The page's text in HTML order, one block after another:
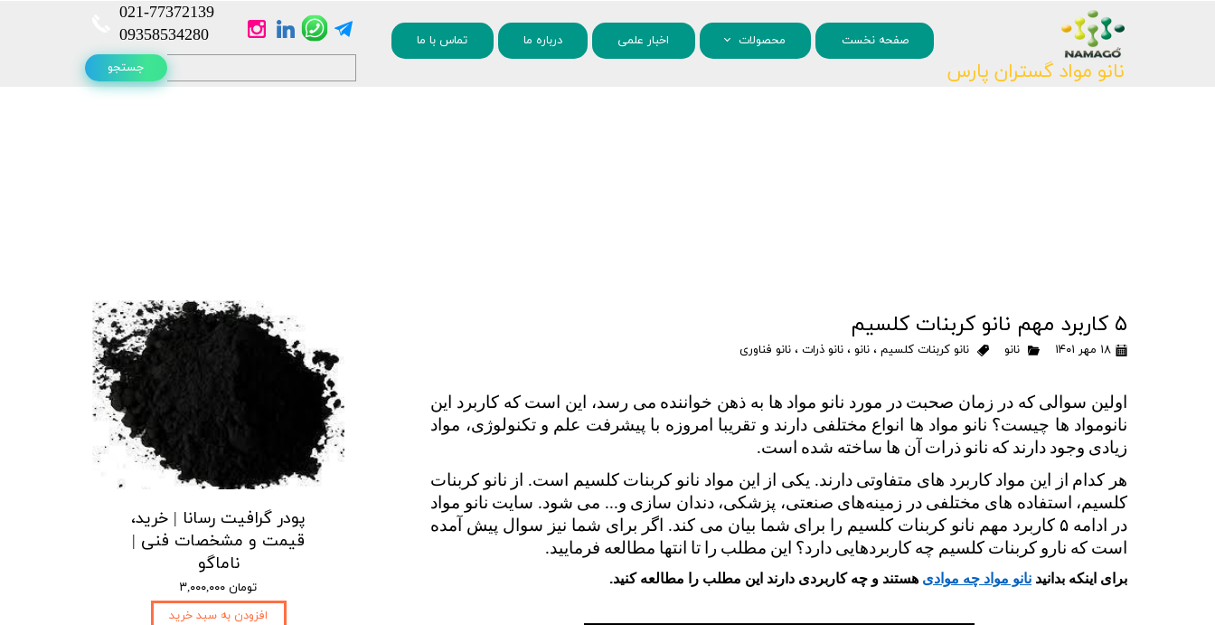
صفحه نخست محصولات اخبار علمی درباره ما تماس با ما
نانو مواد گستران پارس
021-77372139​​​​​​​
​​​​​​​09358534280
جستجو
۰
۵ کاربرد مهم نانو کربنات کلسیم
۱۸ مهر ۱۴۰۱ نانو نانو کربنات کلسیم، نانو، نانو ذرات، نانو فناوری
زیادی وجود دارند که نانو ذرات آن ها ساخته شده است.
است که نارو کربنات کلسیم چه کاربردهایی دارد؟ این مطلب را تا انتها مطالعه فرمایید.
برای اینکه بدانید نانو مواد چه موادی هستند و چه کاربردی دارند این مطلب را مطالعه کنید.
پودر گرافیت رسانا | خرید،
قیمت و مشخصات فنی |
ناماگو
۳,۰۰۰,۰۰۰ تومان
افزودن به سبد خرید